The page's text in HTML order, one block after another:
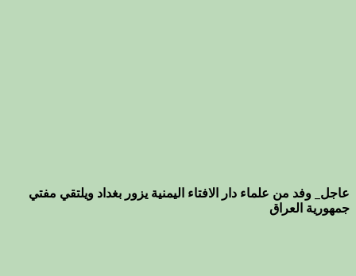
عاجل_ وفد من علماء دار الافتاء اليمنية يزور بغداد ويلتقي مفتي
جمهورية العراق